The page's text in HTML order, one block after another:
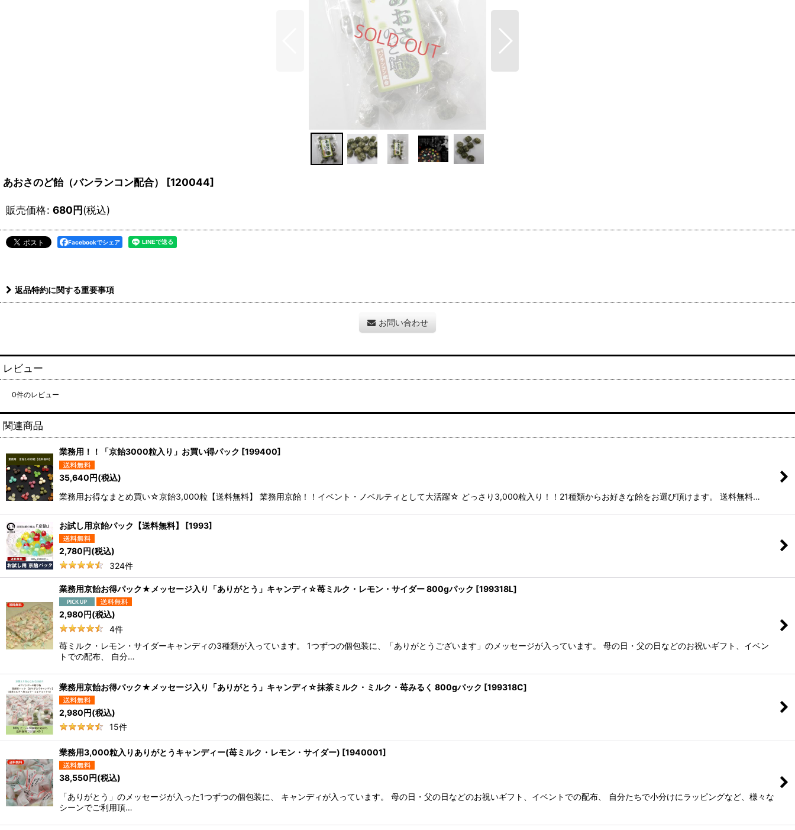
あおさのど飴（バンランコン配合） [120044]
販売価格: 680円(税込)
Facebookでシェア
返品特約に関する重要事項
お問い合わせ
レビュー
0件のレビュー
関連商品
業務用！！「京飴3000粒入り」お買い得パック [199400]
35,640円(税込)
業務用お得なまとめ買い☆京飴3,000粒【送料無料】 業務用京飴！！イベント・ノベルティとして大活躍☆ どっさり3,000粒入り！！21種類からお好きな飴をお選び頂けます。 送料無料…
お試し用京飴パック【送料無料】 [1993]
2,780 円(税込)
324件
業務用京飴お得パック★メッセージ入り「ありがとう」キャンディ☆苺ミルク・レモン・サイダー 800gパック [199318L]
2,980円(税込)
4件
苺ミルク・レモン・サイダーキャンディの3種類が入っています。 1つずつの個包装に、「ありがとうございます」のメッセージが入っています。 母の日・父の日などのお祝いギフト、イベン
トでの配布、 自分…
業務用京飴お得パック★メッセージ入り「ありがとう」キャンディ☆抹茶ミルク・ミルク・苺みるく 800gパック [199318C]
2,980円(税込)
15件
業務用3,000粒入りありがとうキャンディー(苺ミルク・レモン・サイダー) [1940001]
38,550円(税込)
「ありがとう」のメッセージが入った1つずつの個包装に、 キャンディが入っています。 母の日・父の日などのお祝いギフト、イベントでの配布、 自分たちで小分けにラッピングなど、様々な
シーンでご利用頂…